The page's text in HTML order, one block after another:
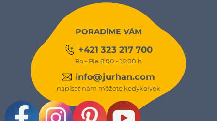
PORADÍME VÁM
+421 323 217 700
Po - Pia 8:00 - 16:00 h
info@jurhan.com
napísať nám môžete kedykoľvek